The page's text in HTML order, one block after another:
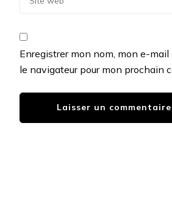
Enregistrer mon nom, mon e-
le navigateur pour mon prochain